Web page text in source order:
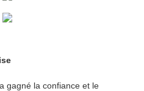
gagné la confiance et le